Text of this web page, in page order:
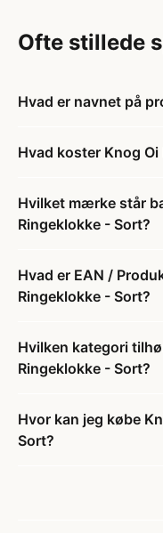
Ofte stillede
Hvad er navnet på
Hvad koster Knog
Hvilket mærke står
Ringeklokke - Sort?
Hvad er EAN /
Ringeklokke - Sort?
Hvilken kategori
Ringeklokke - Sort?
Hvor kan jeg købe
Sort?